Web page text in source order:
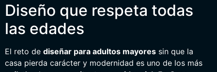
Diseño que respeta todas
las edades
El reto de diseñar para adultos mayores sin que la
casa pierda carácter y modernidad es uno de los más